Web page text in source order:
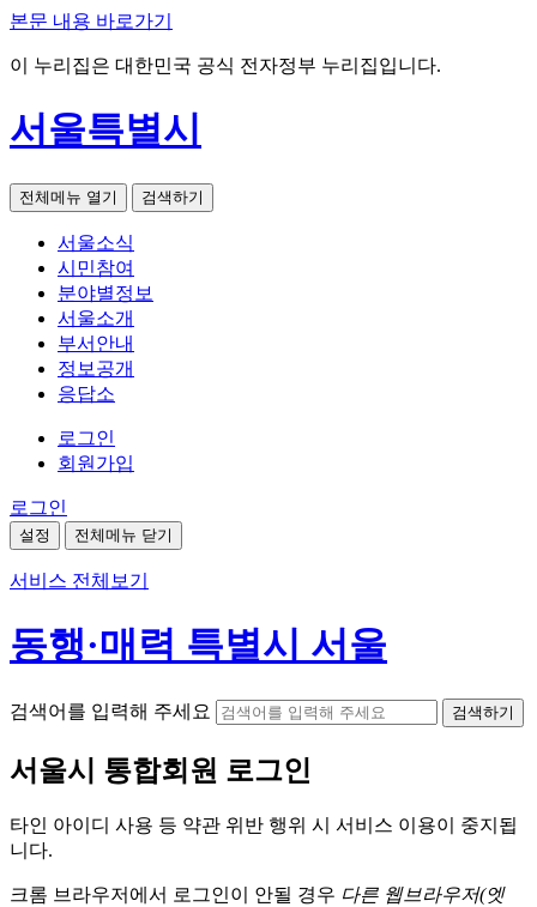
본문 내용 바로가기
이 누리집은 대한민국 공식 전자정부 누리집입니다.
서울특별시
전체메뉴 열기 검색하기
서울소식
시민참여
분야별정보
서울소개
부서안내
정보공개
응답소
로그인
회원가입
로그인
설정 전체메뉴 닫기
서비스 전체보기
동행·매력 특별시 서울
검색어를 입력해 주세요 검색하기
서울시 통합회원 로그인
타인 아이디 사용 등 약관 위반 행위 시 서비스 이용이 중지됩
니다.
크롬 브라우저에서 로그인이 안될 경우 다른 웹브라우저(엣